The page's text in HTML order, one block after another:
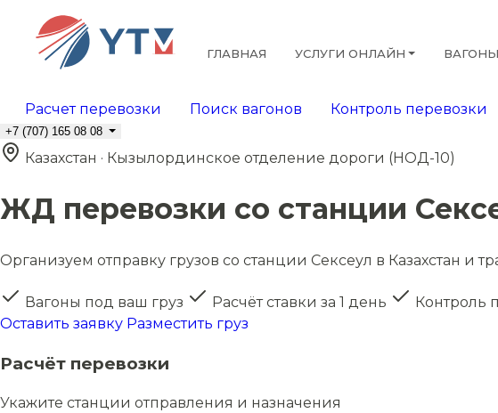
ГЛАВНАЯ УСЛУГИ ОНЛАЙН ВАГОНЫ
Расчет перевозки Поиск вагонов Контроль перевозки
+7 (707) 165 08 08
Казахстан · Кызылординское отделение дороги (НОД-10)
ЖД перевозки со станции
Организуем отправку грузов со станции Сексеул в Казахстан и
Вагоны под ваш груз Расчёт ставки за 1 день
Контроль
Оставить заявку Разместить груз
Расчёт перевозки
Укажите станции отправления и назначения